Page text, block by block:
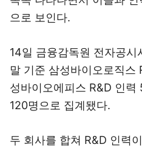
으로 보인다.
14일 금융감독원 전자공시
말 기준 삼성바이오로직
성바이오에피스 R&D 인력
120명으로 집계됐다.
두 회사를 합쳐 R&D 인력